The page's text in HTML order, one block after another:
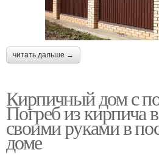
читать дальше →
Кирпичный дом с
Погреб из кирпича
своими руками в
доме